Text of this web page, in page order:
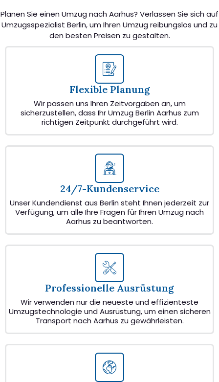
Planen Sie einen Umzug nach Aarhus? Verlassen Sie sich auf
Umzugsspezialist Berlin, um Ihren Umzug reibungslos und zu
den besten Preisen zu gestalten.
Flexible Planung
Wir passen uns Ihren Zeitvorgaben an, um
sicherzustellen, dass Ihr Umzug Berlin Aarhus zum
richtigen Zeitpunkt durchgeführt wird.
24/7-Kundenservice
Unser Kundendienst aus Berlin steht Ihnen jederzeit zur
Verfügung, um alle Ihre Fragen für Ihren Umzug nach
Aarhus zu beantworten.
Professionelle Ausrüstung
Wir verwenden nur die neueste und effizienteste
Umzugstechnologie und Ausrüstung, um einen sicheren
Transport nach Aarhus zu gewährleisten.